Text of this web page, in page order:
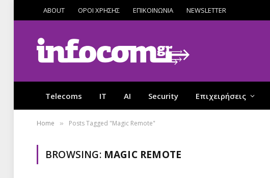
ABOUT ΟΡΟΙ ΧΡΗΣΗΣ ΕΠΙΚΟΙΝΩΝΙΑ NEWSLETTER
Telecoms IT AI Security Επιχειρήσεις
Home » Posts Tagged "Magic Remote"
BROWSING: MAGIC REMOTE